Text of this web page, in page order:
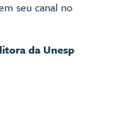
seu canal no
da Unesp